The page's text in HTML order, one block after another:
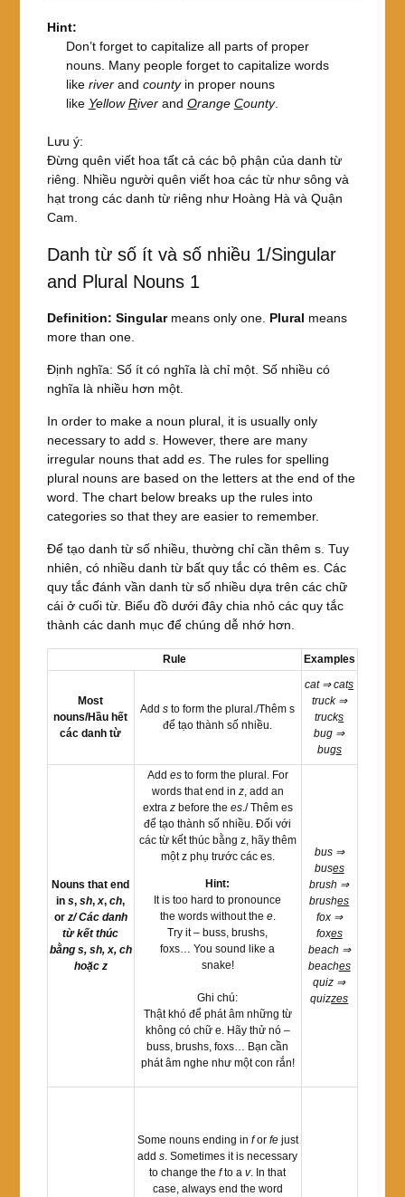
Hint:
Don’t forget to capitalize all parts of proper
nouns. Many people forget to capitalize words
like riverand countyin proper nouns
like YellowRiverand Orange County.
Lưu ý:
Đừng quên viết hoa tất cả các bộ phận của danh từ
riêng. Nhiều người quên viết hoa các từ như sông và
hạt trong các danh từ riêng như Hoàng Hà và Quận
Cam.
Danh từ số ít và số nhiều 1/Singular
and Plural Nouns 1
Definition: Singularmeans only one. Plural means
more than one.
Định nghĩa: Số ít có nghĩa là chỉ một. Số nhiều có
nghĩa là nhiều hơn một.
In order to make a noun plural, it is usually only
necessary to add s. However, there are many
irregular nouns that add es. The rules for spelling
plural nouns are based on the letters at the end of the
word. The chart below breaks up the rules into
categories so that they are easier to remember.
Để tạo danh từ số nhiều, thường chỉ cần thêm s. Tuy
nhiên, có nhiều danh từ bất quy tắc có thêm es. Các
quy tắc đánh vần danh từ số nhiều dựa trên các chữ
cái ở cuối từ. Biểu đồ dưới đây chia nhỏ các quy tắc
thành các danh mục để chúng dễ nhớ hơn.
Rule Examples
Most
nouns/Hầu hết
các danh từ
Adds to form the plural./Thêm s
để tạo thành số nhiều.
cat ⇒ cats
truck ⇒
trucks
bug ⇒
bugs
Nouns that end
ins,sh,x,ch,
or z/ Các danh
từ kết thúc
bằng s, sh, x, ch
hoặc z
Add esto form the plural. For
words that end in z, add an
extra zbefore the es./ Thêm es
để tạo thành số nhiều. Đối với
các từ kết thúc bằng z, hãy thêm
một z phụ trước các es.
Hint:
It is too hard to pronounce
the words without the e.
Try it – buss, brushs,
foxs… You sound like a
snake!
Ghi chú:
Thật khó để phát âm những từ
không có chữ e. Hãy thử nó –
buss, brushs, foxs… Bạn cần
phát âm nghe như một con rắn!
bus ⇒
buses
brush ⇒
brushes
fox ⇒
foxes
beach ⇒
beaches
quiz ⇒
quizzes
Some nouns ending in for fejust
adds. Sometimes it is necessary
to change thefto av. In that
case, always end the word